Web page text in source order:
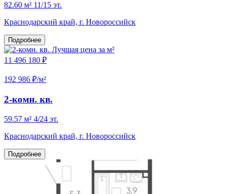
82.60 м² 11/15 эт.
Краснодарский край, г. Новороссийск
Подробнее
Лучшая цена за м²
11 496 180 ₽
192 986 ₽/м²
2-комн. кв.
59.57 м² 4/24 эт.
Краснодарский край, г. Новороссийск
Подробнее